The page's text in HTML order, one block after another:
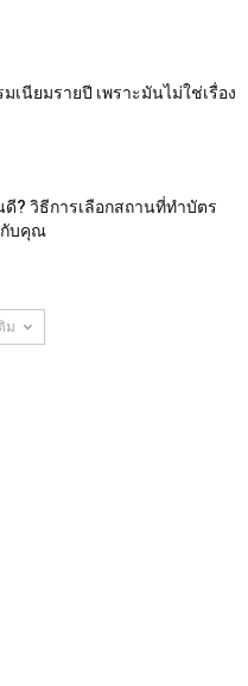
เนียมรายปี เพราะมันไม่ใช่เรื่อง
? วิธีการเลือกสถานที่ทำบัตร
กับคุณ
ม